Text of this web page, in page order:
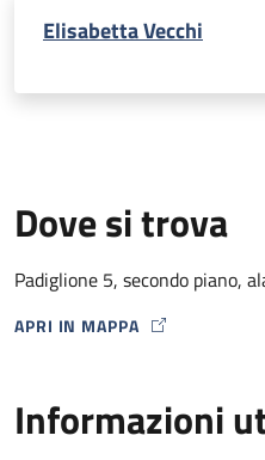
Elisabetta Vecchi
Dove si trova
Padiglione 5, secondo piano,
APRI IN MAPPA
MAP ICON
Informazioni